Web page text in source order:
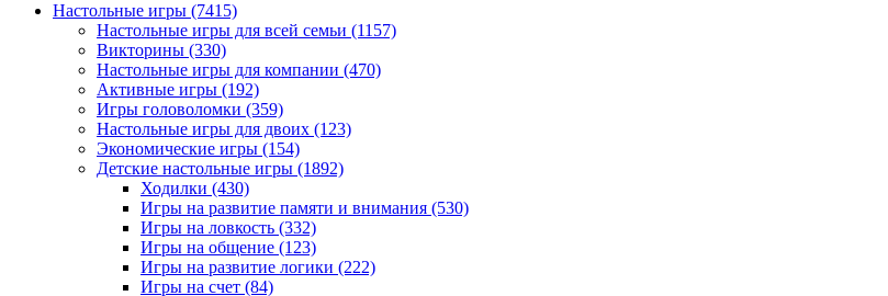
Настольные игры (7415)
Настольные игры для всей семьи (1157)
Викторины (330)
Настольные игры для компании (470)
Активные игры (192)
Игры головоломки (359)
Настольные игры для двоих (123)
Экономические игры (154)
Детские настольные игры (1892)
Ходилки (430)
Игры на развитие памяти и внимания (530)
Игры на ловкость (332)
Игры на общение (123)
Игры на развитие логики (222)
Игры на счет (84)